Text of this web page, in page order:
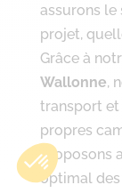
assurons
projet,
Grâce à
Wallonne,
transport et
propres
proposons
optimal